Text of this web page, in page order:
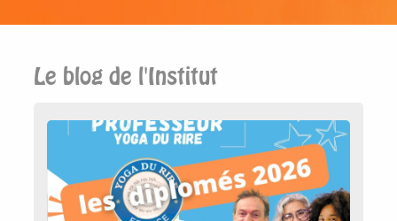
Le blog de l'Institut